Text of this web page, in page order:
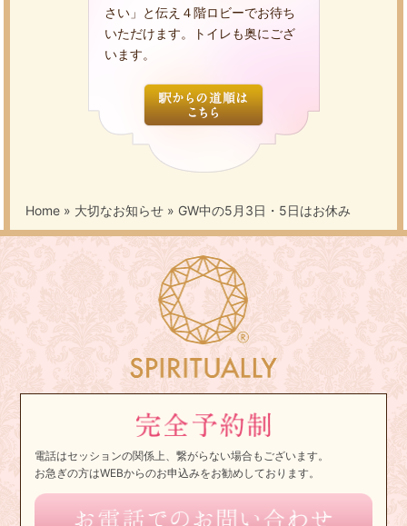
さい」と伝え４階ロビーでお待ち
いただけます。トイレも奥にござ
います。
Home » 大切なお知らせ » GW中の5月3日・5日はお休み
電話はセッションの関係上、繋がらない場合もございます。
お急ぎの方はWEBからのお申込みをお勧めしております。